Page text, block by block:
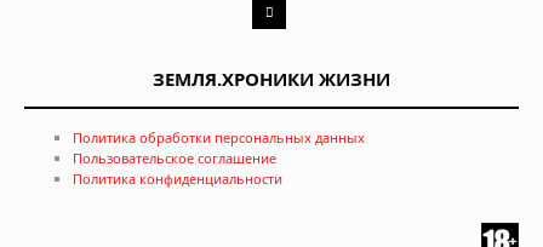
ЗЕМЛЯ.ХРОНИКИ ЖИЗНИ
Политика обработки персональных данных
Пользовательское соглашение
Политика конфиденциальности